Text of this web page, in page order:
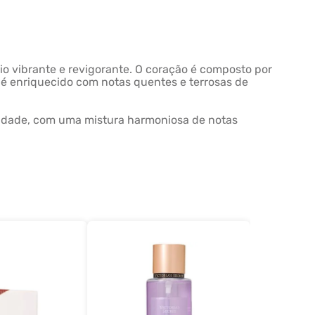
vibrante e revigorante. O coração é composto por
enriquecido com notas quentes e terrosas de
com uma mistura harmoniosa de notas